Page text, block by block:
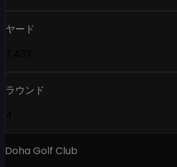
ヤード
ラウンド
Doha Golf Club